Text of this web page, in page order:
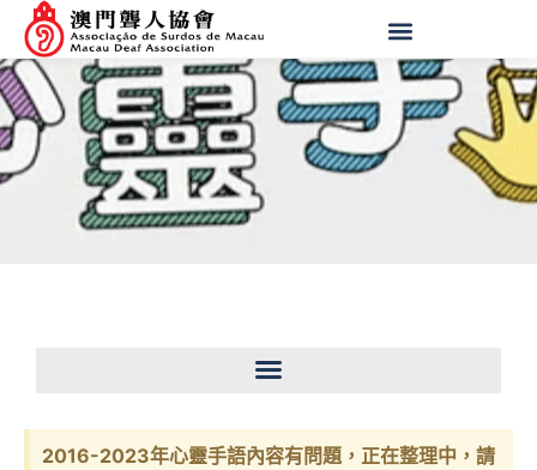
2016-2023年心靈手語內容有問題，正在整理中，請